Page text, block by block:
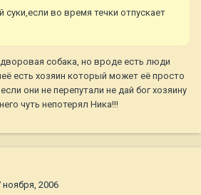
суки,если во время течки отпускает
собака, но вроде есть люди
есть хозяин который может её просто
они не перепутали не дай бог хозяину
чуть непотерял Ника!!!
ноября, 2006